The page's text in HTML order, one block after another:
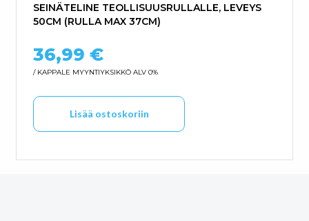
SEINÄTELINE TEOLLISUUSRULLALLE, LEVEYS
50CM (RULLA MAX 37CM)
36,99 €
/ KAPPALE MYYNTIYKSIKKÖ ALV 0%
Lisää ostoskoriin